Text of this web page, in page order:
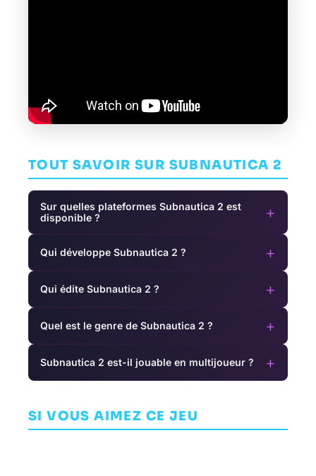
TOUT SAVOIR SUR SUBNAUTICA 2
Sur quelles plateformes Subnautica 2 est
disponible ?
+
Qui développe Subnautica 2 ? +
Qui édite Subnautica 2 ? +
Quel est le genre de Subnautica 2 ? +
Subnautica 2 est-il jouable en multijoueur ? +
SI VOUS AIMEZ CE JEU
AVENTURE
BANDAI NAMCO